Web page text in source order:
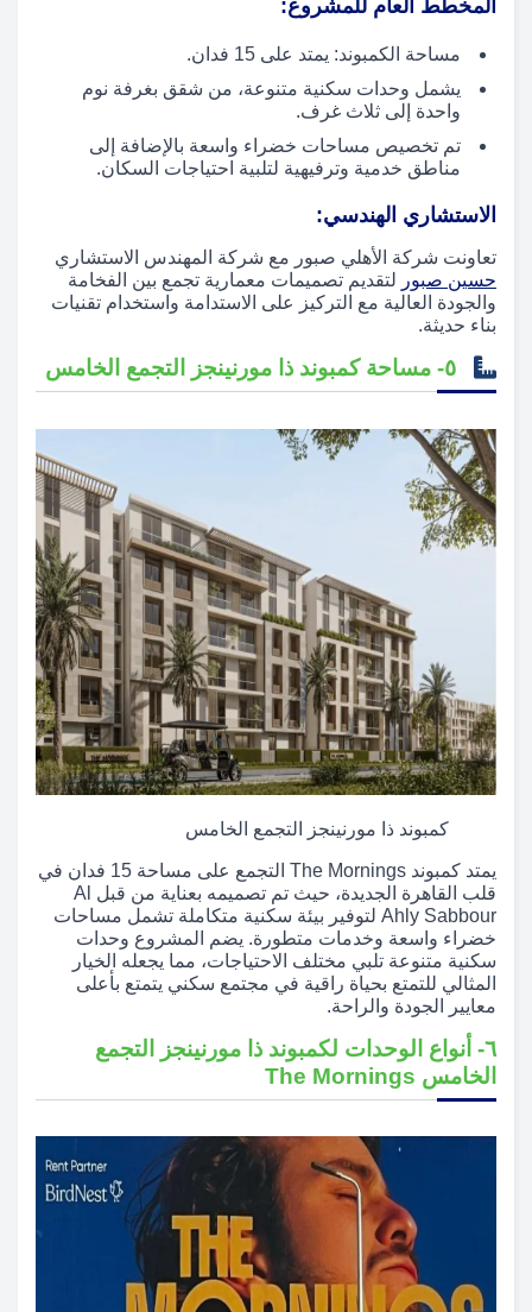
المخطط العام للمشروع:
مساحة الكمبوند: يمتد على 15 فدان.
يشمل وحدات سكنية متنوعة، من شقق بغرفة نوم
واحدة إلى ثلاث غرف.
تم تخصيص مساحات خضراء واسعة بالإضافة إلى
مناطق خدمية وترفيهية لتلبية احتياجات السكان.
الاستشاري الهندسي:
تعاونت شركة الأهلي صبور مع شركة المهندس الاستشاري
حسين صبور لتقديم تصميمات معمارية تجمع بين الفخامة
والجودة العالية مع التركيز على الاستدامة واستخدام تقنيات
بناء حديثة.
كمبوند ذا مورنينجز التجمع الخامس
يمتد كمبوند The Mornings التجمع على مساحة 15 فدان في
قلب القاهرة الجديدة، حيث تم تصميمه بعناية من قبل Al
Ahly Sabbour لتوفير بيئة سكنية متكاملة تشمل مساحات
خضراء واسعة وخدمات متطورة. يضم المشروع وحدات
سكنية متنوعة تلبي مختلف الاحتياجات، مما يجعله الخيار
المثالي للتمتع بحياة راقية في مجتمع سكني يتمتع بأعلى
معايير الجودة والراحة.
٦- أنواع الوحدات لكمبوند ذا مورنينجز التجمع
الخامس The Mornings